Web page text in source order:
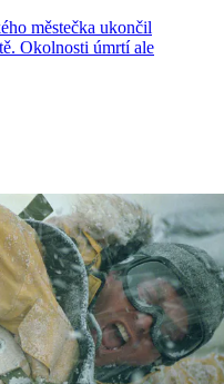
městečka ukončil
Okolnosti úmrtí ale